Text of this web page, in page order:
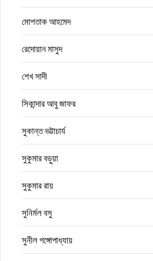
মোশতাক আহমেদ
রেদোয়ান মাসুদ
শেখ সাদী
সিকান্দার আবু জাফর
সুকান্ত ভট্টাচার্য
সুকুমার বড়ুয়া
সুকুমার রায়
সুনির্মল বসু
সুনীল গঙ্গোপাধ্যায়